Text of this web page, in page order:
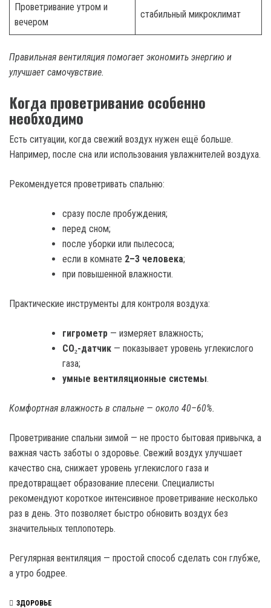
Проветривание утром и
вечером
стабильный микроклимат
Правильная вентиляция помогает экономить энергию и
улучшает самочувствие.
Когда проветривание особенно
необходимо
Есть ситуации, когда свежий воздух нужен ещё больше.
Например, после сна или использования увлажнителей воздуха.
Рекомендуется проветривать спальню:
сразу после пробуждения;
перед сном;
после уборки или пылесоса;
если в комнате 2–3 человека;
при повышенной влажности.
Практические инструменты для контроля воздуха:
гигрометр — измеряет влажность;
CO₂-датчик — показывает уровень углекислого
газа;
умные вентиляционные системы.
Комфортная влажность в спальне — около 40–60%.
Проветривание спальни зимой — не просто бытовая привычка, а
важная часть заботы о здоровье. Свежий воздух улучшает
качество сна, снижает уровень углекислого газа и
предотвращает образование плесени. Специалисты
рекомендуют короткое интенсивное проветривание несколько
раз в день. Это позволяет быстро обновить воздух без
значительных теплопотерь.
Регулярная вентиляция — простой способ сделать сон глубже,
а утро бодрее.
ЗДОРОВЬЕ